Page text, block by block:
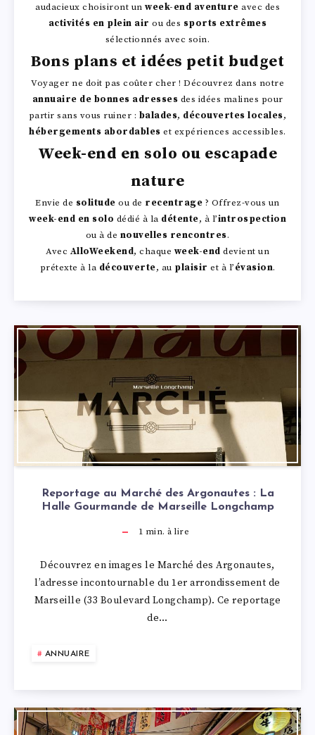
audacieux choisiront un week-end aventure avec des
activités en plein air ou des sports extrêmes
sélectionnés avec soin.
Bons plans et idées petit budget
Voyager ne doit pas coûter cher ! Découvrez dans notre
annuaire de bonnes adresses des idées malines pour
partir sans vous ruiner : balades, découvertes locales,
hébergements abordables et expériences accessibles.
Week-end en solo ou escapade
nature
Envie de solitude ou de recentrage ? Offrez-vous un
week-end en solo dédié à la détente, à l’introspection
ou à de nouvelles rencontres.
Avec AlloWeekend, chaque week-end devient un
prétexte à la découverte, au plaisir et à l’évasion.
Reportage au Marché des Argonautes : La
Halle Gourmande de Marseille Longchamp
1 min. à lire
Découvrez en images le Marché des Argonautes,
l’adresse incontournable du 1er arrondissement de
Marseille (33 Boulevard Longchamp). Ce reportage
de…
ANNUAIRE